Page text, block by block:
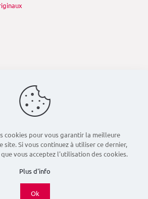
- Réalisé par
cookies pour vous garantir la meilleure
site. Si vous continuez à utiliser ce dernier,
vous acceptez l'utilisation des cookies.
Plus d'info
Ok